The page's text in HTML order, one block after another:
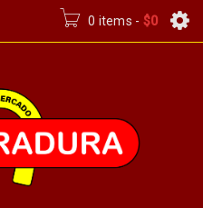
0 items - $0